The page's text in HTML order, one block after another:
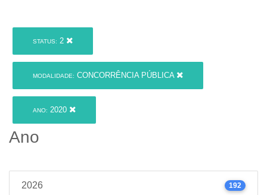
STATUS: 2
MODALIDADE: CONCORRÊNCIA PÚBLICA
ANO: 2020
Ano
2026 192